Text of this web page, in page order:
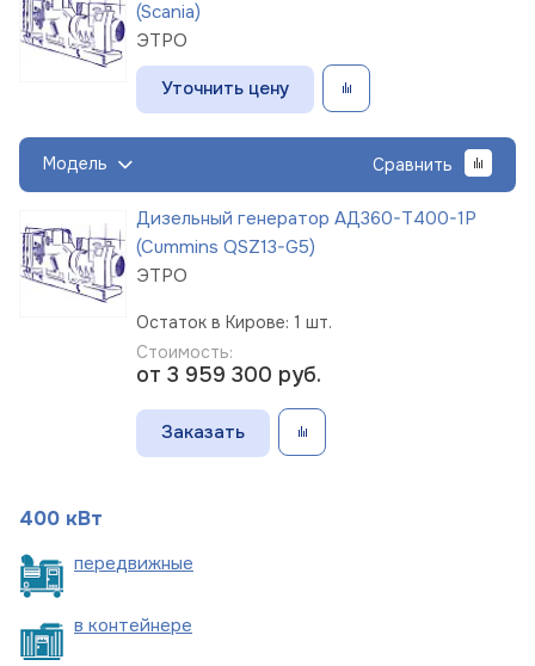
(Scania)
ЭТРО
Уточнить цену
Модель Сравнить
Дизельный генератор АД360-Т400-1Р
(Cummins QSZ13-G5)
ЭТРО
Остаток в Кирове: 1 шт.
Стоимость:
от 3 959 300 руб.
Заказать
400 кВт
передвижные
в контейнере